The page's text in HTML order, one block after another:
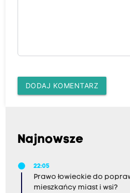
DODAJ KOMENTARZ
Najnowsze
22:05
Prawo łowieckie do
mieszkańcy miast i wsi?